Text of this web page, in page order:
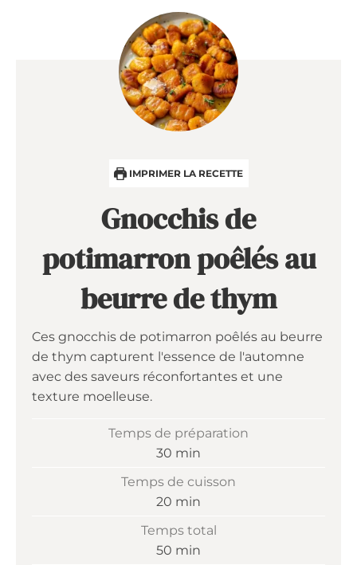
IMPRIMER LA RECETTE
Gnocchis de
potimarron poêlés au
beurre de thym
Ces gnocchis de potimarron poêlés au beurre
de thym capturent l'essence de l'automne
avec des saveurs réconfortantes et une
texture moelleuse.
Temps de préparation
30 minutes
min
Temps de cuisson
20 minutes
min
Temps total
50 minutes
min